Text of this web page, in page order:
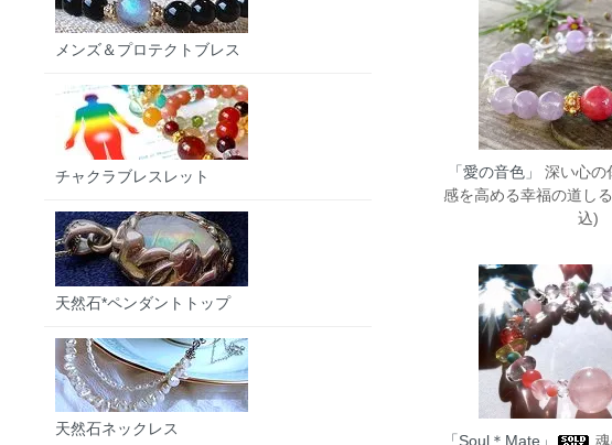
「愛の音色」
深い心の
感を高める幸福の道し
込)
「Soul＊Mate」
メンズ＆プロテクトブレス
チャクラブレスレット
天然石*ペンダントトップ
天然石ネックレス